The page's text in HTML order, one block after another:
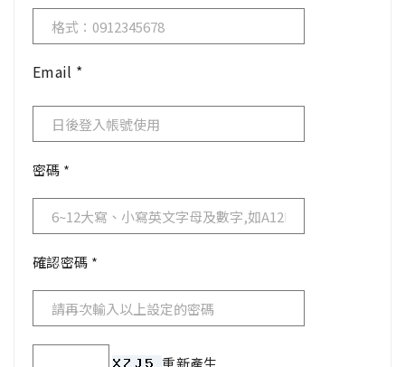
Email *
密碼 *
確認密碼 *
重新產生